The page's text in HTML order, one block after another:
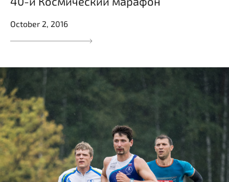
October 2, 2016